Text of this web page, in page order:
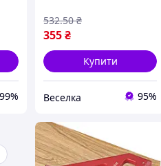
99%
свердління 2-10 мм
FLAME
355₴
532.50 ₴
Купити
Веселка 95%